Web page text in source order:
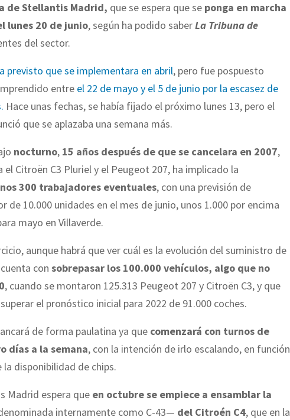
de Stellantis Madrid, que se espera que se ponga en marcha
lunes 20 de junio, según ha podido saberLa Tribuna de
del sector.
previsto que se implementara en abril, pero fue pospuesto
entre el 22 de mayo y el 5 de junio por la escasez de
Hace unas fechas, se había fijado el próximo lunes 13, pero el
que se aplazaba una semana más.
nocturno, 15 años después de que se cancelara en 2007,
el Citroën C3 Pluriel y el Peugeot 207, ha implicado la
300 trabajadores eventuales, con una previsión de
de 10.000 unidades en el mes de junio, unos 1.000 por encima
mayo en Villaverde.
aunque habrá que ver cuál es la evolución del suministro de
con sobrepasar los 100.000 vehículos, algo que no
, cuando se montaron 125.313 Peugeot 207 y Citroën C3, y que
el pronóstico inicial para 2022 de 91.000 coches.
de forma paulatina ya que comenzará con turnos de
días a la semana, con la intención de irlo escalando, en función
la disponibilidad de chips.
Madrid espera que en octubre se empiece a ensamblar la
internamente como C-43— del Citroén C4, que en la